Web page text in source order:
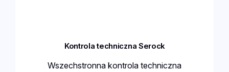
Kontrola techniczna Serock
Wszechstronna kontrola techniczna